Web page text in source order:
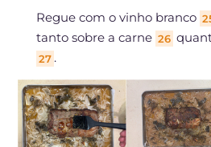
Regue com o vinho branco
tanto sobre a carne 26
27 .